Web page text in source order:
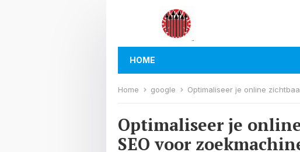
HOME
Home google Optimaliseer je online
Optimaliseer je
SEO voor